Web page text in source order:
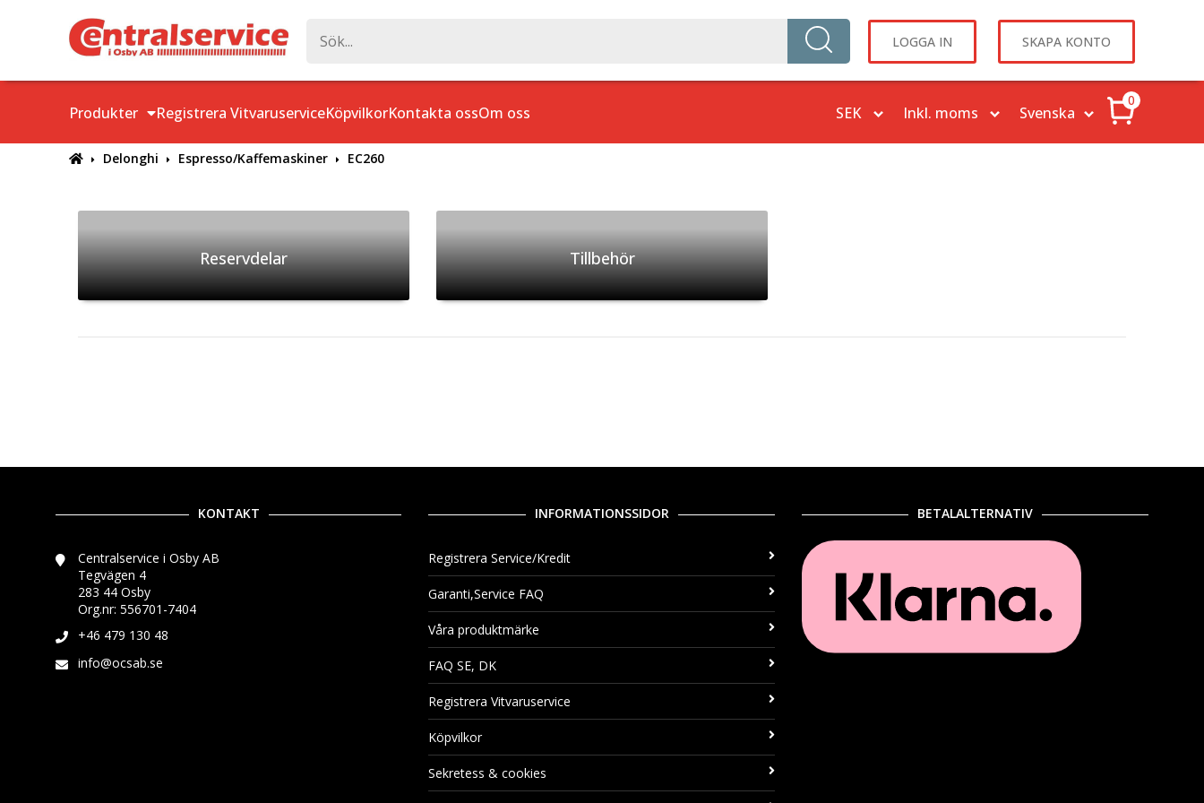
LOGGA IN SKAPA KONTO
Produkter Registrera VitvaruserviceKöpvilkorKontakta ossOm oss
0
Delonghi Espresso/Kaffemaskiner EC260
Reservdelar Tillbehör
KONTAKT
Centralservice i Osby AB
Tegvägen 4
283 44 Osby
Org.nr: 556701-7404
+46 479 130 48
info@ocsab.se
INFORMATIONSSIDOR
Registrera Service/Kredit
Garanti,Service FAQ
Våra produktmärke
FAQ SE, DK
Registrera Vitvaruservice
Köpvilkor
Sekretess & cookies
BETALALTERNATIV